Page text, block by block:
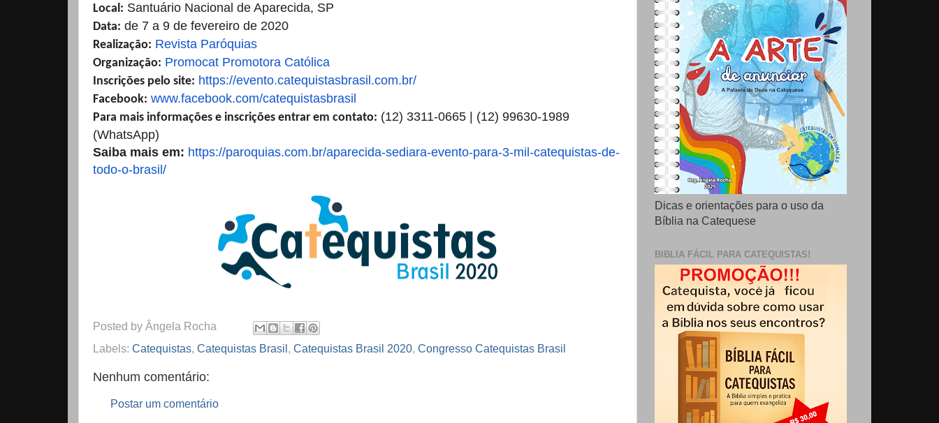
Local: Santuário Nacional de Aparecida, SP
Data: de 7 a 9 de fevereiro de 2020
Realização: Revista Paróquias
Organização: Promocat Promotora Católica
Inscrições pelo site: https://evento.catequistasbrasil.com.br/
Facebook: www.facebook.com/catequistasbrasil
Para mais informações e inscrições entrar em contato: (12) 3311-0665 | (12) 99630-1989
(WhatsApp)
Saiba mais em: https://paroquias.com.br/aparecida-sediara-evento-para-3-mil-catequistas-de-
todo-o-brasil/
Posted by Ângela Rocha
Labels: Catequistas Catequistas Brasil Catequistas Brasil 2020 Congresso Catequistas Brasil
Nenhum comentário:
Postar um comentário
Dicas e orientações para o uso da
Bíblia na Catequese
BIBLIA FÁCIL PARA CATEQUISTAS!